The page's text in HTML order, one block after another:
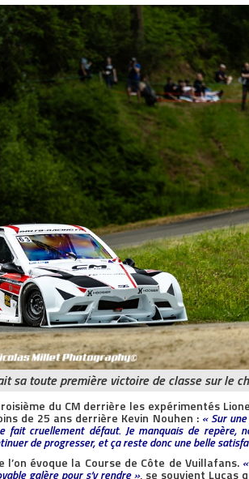
sa toute première victoire de classe sur le
du CM derrière les expérimentés
de 25 ans derrière Kevin Nouhen : « Sur
fait cruellement défaut. Je manquais de repère,
de progresser, et ça reste donc une belle
évoque la Course de Côte de Vuillafans.
galère pour s’y rendre », se souvient Lucas